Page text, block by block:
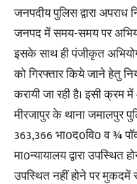
जनपदीय पुलिस द्वारा
जनपद में समय-समय पर
इसके साथ ही पंजीकृत
को गिरफ्तार किये जाने हेतु
करायी जा रही है। इसी
मीरजापुर के थाना जमालपुर
363,366 भा0द0वि0 व ¾
मा0न्यायालय द्वारा
उपस्थित नहीं होने पर मुकदमें